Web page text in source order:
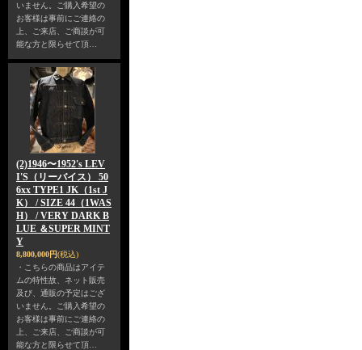
いません。ご購入希望の
お客様は事前にご連絡の
上、ご来店、ご商談が可
能な方と限らせて頂…
(2)1946〜1952's LEV
I'S（リーバイス） 50
6xx TYPE1 JK（1st J
K） / SIZE 44（1WAS
H） / VERY DARK B
LUE ＆SUPER MINT
Y
8,800,000円(税込)
・こちらの商品はアイテ
ムの特性故、ネット販売
及び、通販の予定はござ
いません。ご購入希望の
お客様は事前にご連絡の
上、ご来店、ご商談が可
能な方と限らせて頂…